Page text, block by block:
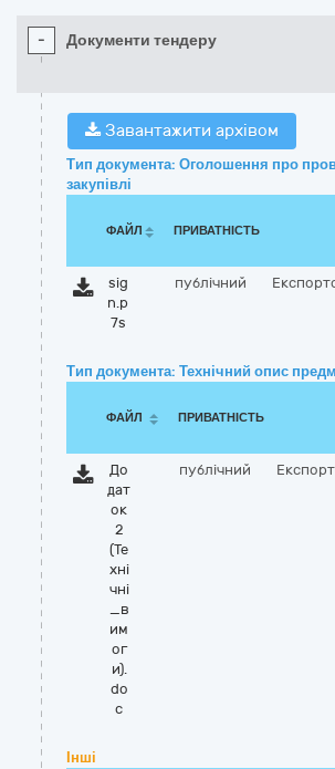
- Документи тендеру
Завантажити архівом
Тип документа: Оголошення про
закупівлі
ФАЙЛ ПРИВАТНІСТЬ
sig
n.p
7s
публічний
Тип документа: Технічний опис
ФАЙЛ ПРИВАТНІСТЬ
До
дат
ок
2
(Те
хнi
чнi
_в
им
ог
и).
do
c
публічний
Інші